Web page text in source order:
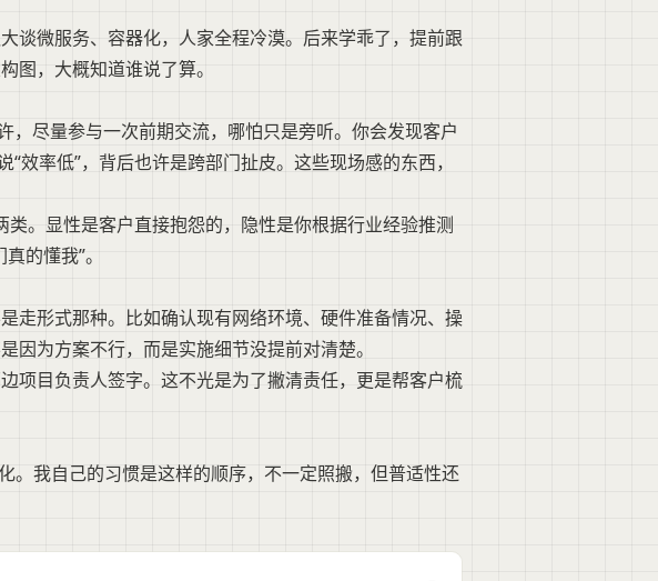
谈微服务、容器化，人家全程冷漠。后来学乖了，提前跟
图，大概知道谁说了算。
，尽量参与一次前期交流，哪怕只是旁听。你会发现客户
效率低”，背后也许是跨部门扯皮。这些现场感的东西，
类。显性是客户直接抱怨的，隐性是你根据行业经验推测
的懂我”。
形式那种。比如确认现有网络环境、硬件准备情况、操
因为方案不行，而是实施细节没提前对清楚。
项目负责人签字。这不光是为了撇清责任，更是帮客户梳
。我自己的习惯是这样的顺序，不一定照搬，但普适性还